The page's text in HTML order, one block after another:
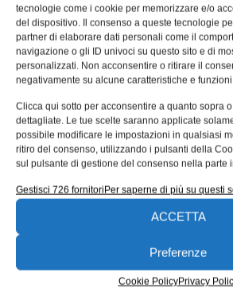
tecnologie come i cookie per memorizzare e/o
del dispositivo. Il consenso a queste tecnologie
partner di elaborare dati personali come il
navigazione o gli ID univoci su questo sito e di
personalizzati. Non acconsentire o ritirare il
negativamente su alcune caratteristiche e
Clicca qui sotto per acconsentire a quanto sopra
dettagliate. Le tue scelte saranno applicate
possibile modificare le impostazioni in qualsiasi
ritiro del consenso, utilizzando i pulsanti della
sul pulsante di gestione del consenso nella parte
Gestisci 726 fornitoriPer saperne di più su questi
ACCETTA
Preferenze
Cookie PolicyPrivacy
UNI EN 1090: il punto di
progettazione ed
Molte non conformità nascono da
dell’approfondimento inaugurato un
che collegano progettista, officina e
saldatura. Una quota rilevante delle non